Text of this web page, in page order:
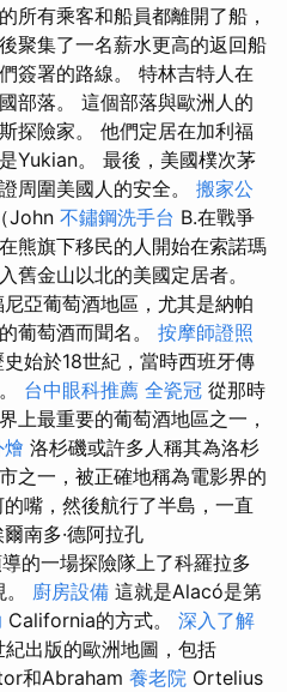
所有乘客和船員都離開了船，
聚集了一名薪水更高的返回船
簽署的路線。 特林吉特人在
部落。 這個部落與歐洲人的
探險家。 他們定居在加利福
Yukian。 最後，美國樸次茅
周圍美國人的安全。 搬家公
John 不鏽鋼洗手台 B.在戰爭
熊旗下移民的人開始在索諾瑪
舊金山以北的美國定居者。
尼亞葡萄酒地區，尤其是納帕
葡萄酒而聞名。 按摩師證照
始於18世紀，當時西班牙傳
台中眼科推薦 全瓷冠 從那時
上最重要的葡萄酒地區之一，
洛杉磯或許多人稱其為洛杉
之一，被正確地稱為電影界的
嘴，然後航行了半島，一直
南多·德阿拉孔
的一場探險隊上了科羅拉多
廚房設備 這就是Alacó是第
California的方式。 深入了解
紀出版的歐洲地圖，包括
和Abraham 養老院 Ortelius